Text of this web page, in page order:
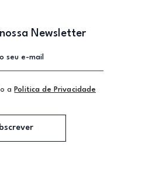
Newsletter
a Politica de Privacidade